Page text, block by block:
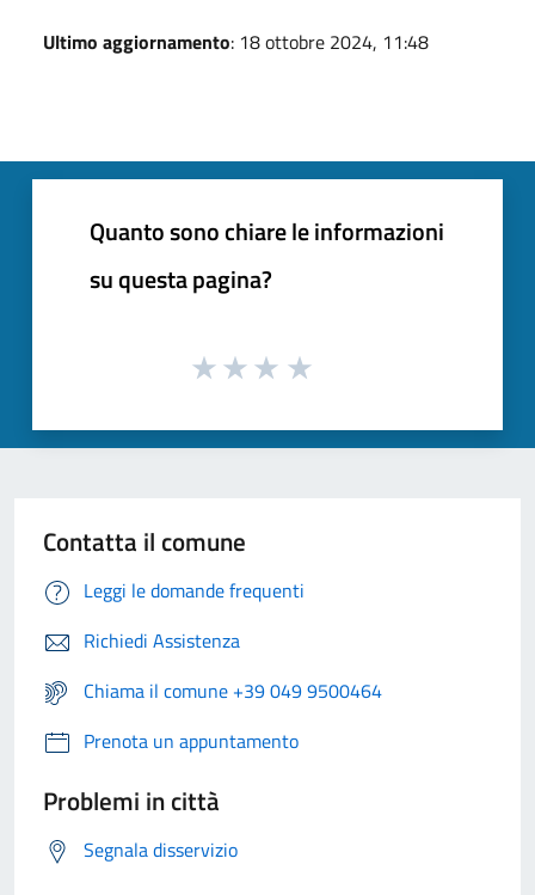
Ultimo aggiornamento: 18 ottobre 2024, 11:48
Quanto sono chiare le informazioni
su questa pagina?
Contatta il comune
Leggi le domande frequenti
Richiedi Assistenza
Chiama il comune +39 049 9500464
Prenota un appuntamento
Problemi in città
Segnala disservizio